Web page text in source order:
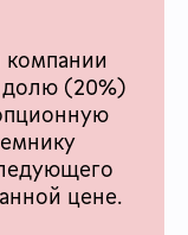
компании
долю (20%)
цене.